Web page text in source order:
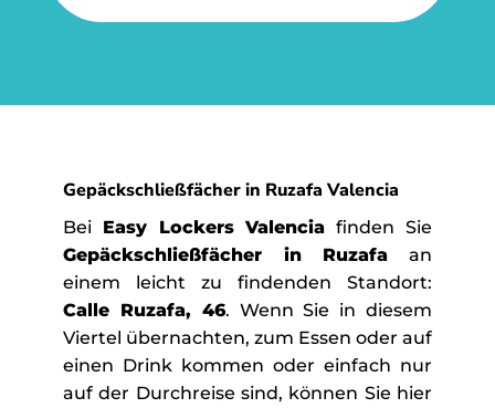
Gepäckschließfächer in Ruzafa Valencia
Bei Easy Lockers Valencia finden Sie
Gepäckschließfächer in Ruzafa an
einem leicht zu findenden Standort:
Calle Ruzafa, 46. Wenn Sie in diesem
Viertel übernachten, zum Essen oder auf
einen Drink kommen oder einfach nur
auf der Durchreise sind, können Sie hier